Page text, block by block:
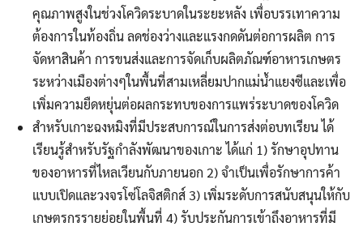
คุณภาพสูงในช่วงโควิดระบาดในระยะหลัง เพื่อบรรเทาความ
ต้องการในท้องถิ่น ลดช่องว่างและแรงกดดันต่อการผลิต การ
จัดหาสินค้า การขนส่งและการจัดเก็บผลิตภัณฑ์อาหารเกษตร
ระหว่างเมืองต่างๆในพื้นที่สามเหลี่ยมปากแม่น้ำแยงซีและเพื่อ
เพิ่มความยืดหยุ่นต่อผลกระทบของการแพร่ระบาดของโควิด
สำหรับเกาะฉงหมิงที่มีประสบการณ์ในการส่งต่อบทเรียน ได้
เรียนรู้สำหรับรัฐกำลังพัฒนาของเกาะ ได้แก่ 1) รักษาอุปทาน
ของอาหารที่ไหลเวียนกับภายนอก 2) จำเป็นเพื่อรักษาการค้า
แบบเปิดและวงจรโซ่โลจิสติกส์ 3) เพิ่มระดับการสนับสนุนให้กับ
เกษตรกรรายย่อยในพื้นที่ 4) รับประกันการเข้าถึงอาหารที่มี